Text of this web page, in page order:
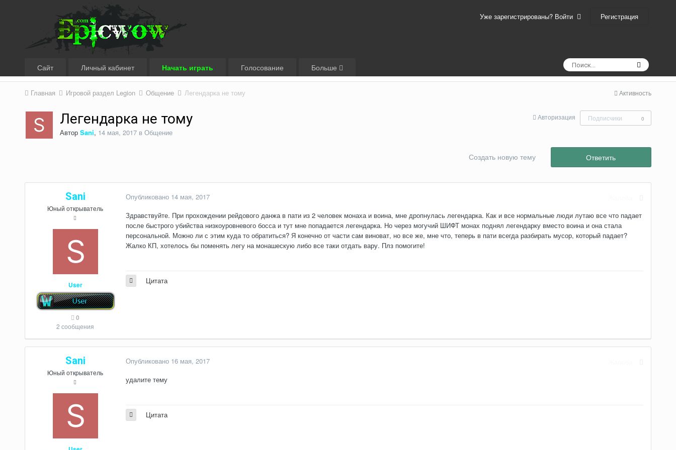
Уже зарегистрированы? Войти Регистрация
Сайт Личный кабинет Начать играть Голосование Больше
Активность
Главная Игровой раздел Legion Общение Легендарка не тому
Авторизация Подписчики 0
Легендарка не тому
Автор Sani, 14 мая, 2017в Общение
Ответить
Создать новую тему
Sani
Юный открыватель
User
0
2 сообщения
Опубликовано 14 мая, 2017
Здравствуйте. При прохождении рейдового данжа в пати из 2 человек монаха и воина, мне дропнулась легендарка. Как и все нормальные люди лутаю все что падает
после быстрого убийства низкоуровневого босса и тут мне попадается легендарка. Но через могучий ШИФТ монах поднял легендарку вместо воина и она стала
персональной. Можно ли с этим куда то обратиться? Я конечно от части сам виноват, но все же, мне что, теперь в пати всегда разбирать мусор, который падает?
Жалко КП, хотелось бы поменять легу на монашескую либо все таки отдать вару. Плз помогите!
Цитата
Sani
Юный открыватель
Опубликовано 16 мая, 2017
удалите тему
Цитата